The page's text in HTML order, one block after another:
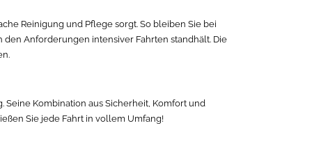
Reinigung und Pflege sorgt. So bleiben Sie bei
Anforderungen intensiver Fahrten standhält. Die
Kombination aus Sicherheit, Komfort und
Sie jede Fahrt in vollem Umfang!